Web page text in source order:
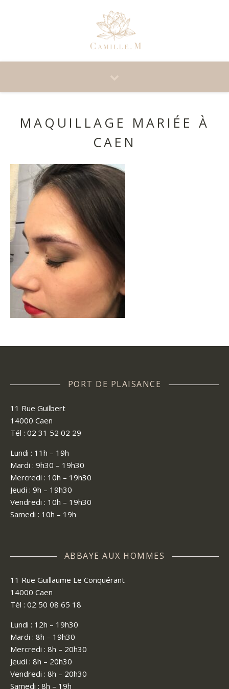
MAQUILLAGE MARIÉE À
CAEN
PORT DE PLAISANCE
11 Rue Guilbert
14000 Caen
Tél : 02 31 52 02 29
Lundi : 11h – 19h
Mardi : 9h30 – 19h30
Mercredi : 10h – 19h30
Jeudi : 9h – 19h30
Vendredi : 10h – 19h30
Samedi : 10h – 19h
ABBAYE AUX HOMMES
11 Rue Guillaume Le Conquérant
14000 Caen
Tél : 02 50 08 65 18
Lundi : 12h – 19h30
Mardi : 8h – 19h30
Mercredi : 8h – 20h30
Jeudi : 8h – 20h30
Vendredi : 8h – 20h30
Samedi : 8h – 19h